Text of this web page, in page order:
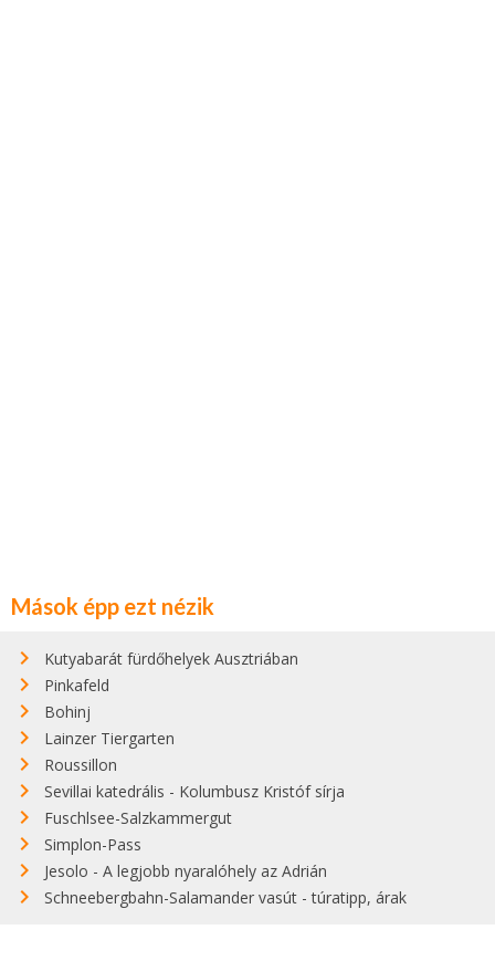
Mások épp ezt nézik
Kutyabarát fürdőhelyek Ausztriában
Pinkafeld
Bohinj
Lainzer Tiergarten
Roussillon
Sevillai katedrális - Kolumbusz Kristóf sírja
Fuschlsee-Salzkammergut
Simplon-Pass
Jesolo - A legjobb nyaralóhely az Adrián
Schneebergbahn-Salamander vasút - túratipp, árak